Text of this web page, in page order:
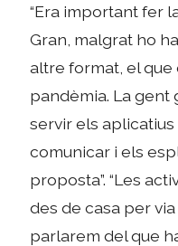
“Era important fer
Gran, malgrat ho
altre format, el
pandèmia. La gent
servir els
comunicar i els
proposta”. “Les
des de casa per
parlarem del que